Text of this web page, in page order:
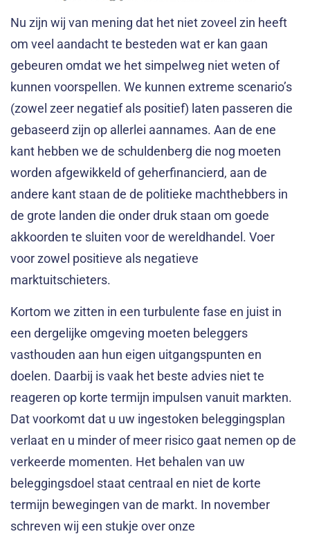
Nu zijn wij van mening dat het niet zoveel zin heeft
om veel aandacht te besteden wat er kan gaan
gebeuren omdat we het simpelweg niet weten of
kunnen voorspellen. We kunnen extreme scenario’s
(zowel zeer negatief als positief) laten passeren die
gebaseerd zijn op allerlei aannames. Aan de ene
kant hebben we de schuldenberg die nog moeten
worden afgewikkeld of geherfinancierd, aan de
andere kant staan de de politieke machthebbers in
de grote landen die onder druk staan om goede
akkoorden te sluiten voor de wereldhandel. Voer
voor zowel positieve als negatieve
marktuitschieters.
Kortom we zitten in een turbulente fase en juist in
een dergelijke omgeving moeten beleggers
vasthouden aan hun eigen uitgangspunten en
doelen. Daarbij is vaak het beste advies niet te
reageren op korte termijn impulsen vanuit markten.
Dat voorkomt dat u uw ingestoken beleggingsplan
verlaat en u minder of meer risico gaat nemen op de
verkeerde momenten. Het behalen van uw
beleggingsdoel staat centraal en niet de korte
termijn bewegingen van de markt. In november
schreven wij een stukje over onze